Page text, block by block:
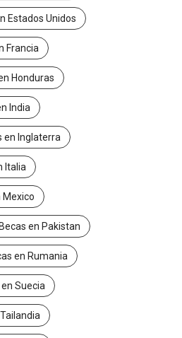
Estados Unidos
Francia
Honduras
India
en Inglaterra
Italia
Mexico
Becas en Pakistan
en Rumania
Suecia